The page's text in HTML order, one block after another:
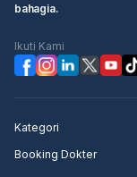
bahagia.
Ikuti Kami
Kategori
Booking Dokter